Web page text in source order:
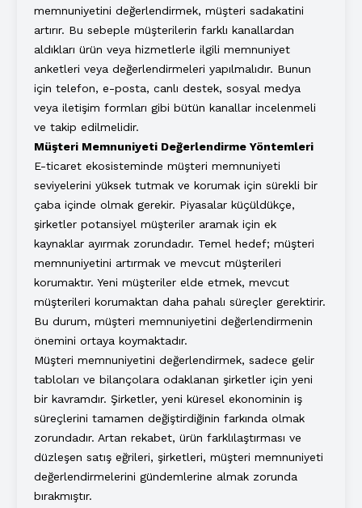
memnuniyetini değerlendirmek, müşteri sadakatini
artırır. Bu sebeple müşterilerin farklı kanallardan
aldıkları ürün veya hizmetlerle ilgili memnuniyet
anketleri veya değerlendirmeleri yapılmalıdır. Bunun
için telefon, e-posta, canlı destek, sosyal medya
veya iletişim formları gibi bütün kanallar incelenmeli
ve takip edilmelidir.
Müşteri Memnuniyeti Değerlendirme Yöntemleri
E-ticaret ekosisteminde müşteri memnuniyeti
seviyelerini yüksek tutmak ve korumak için sürekli bir
çaba içinde olmak gerekir. Piyasalar küçüldükçe,
şirketler potansiyel müşteriler aramak için ek
kaynaklar ayırmak zorundadır. Temel hedef; müşteri
memnuniyetini artırmak ve mevcut müşterileri
korumaktır. Yeni müşteriler elde etmek, mevcut
müşterileri korumaktan daha pahalı süreçler gerektirir.
Bu durum, müşteri memnuniyetini değerlendirmenin
önemini ortaya koymaktadır.
Müşteri memnuniyetini değerlendirmek, sadece gelir
tabloları ve bilançolara odaklanan şirketler için yeni
bir kavramdır. Şirketler, yeni küresel ekonominin iş
süreçlerini tamamen değiştirdiğinin farkında olmak
zorundadır. Artan rekabet, ürün farklılaştırması ve
düzleşen satış eğrileri, şirketleri, müşteri memnuniyeti
değerlendirmelerini gündemlerine almak zorunda
bırakmıştır.